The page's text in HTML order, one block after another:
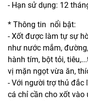
- Hạn sử dụng: 12
* Thông tin nổi bật:
- Xốt được làm tự sự
như nước mắm,
hành tím, bột tỏi,
vị mặn ngọt vừa ăn,
- Với người trợ thủ đắc
cá chỉ cần cho xốt